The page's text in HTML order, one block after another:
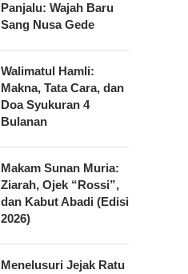
Panjalu: Wajah Baru
Sang Nusa Gede
Walimatul Hamli:
Makna, Tata Cara, dan
Doa Syukuran 4
Bulanan
Makam Sunan Muria:
Ziarah, Ojek “Rossi”,
dan Kabut Abadi (Edisi
2026)
Menelusuri Jejak Ratu